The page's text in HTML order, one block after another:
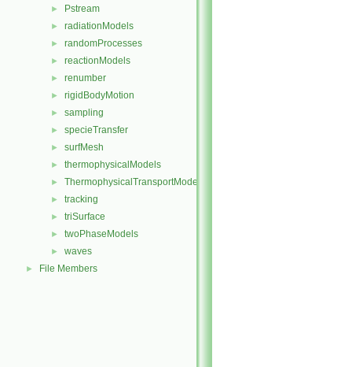
► Pstream
► radiationModels
► randomProcesses
► reactionModels
► renumber
► rigidBodyMotion
► sampling
► specieTransfer
► surfMesh
► thermophysicalModels
► ThermophysicalTransportModels
► tracking
► triSurface
► twoPhaseModels
► waves
► File Members